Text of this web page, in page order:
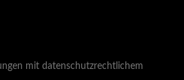
mit datenschutzrechtlichem